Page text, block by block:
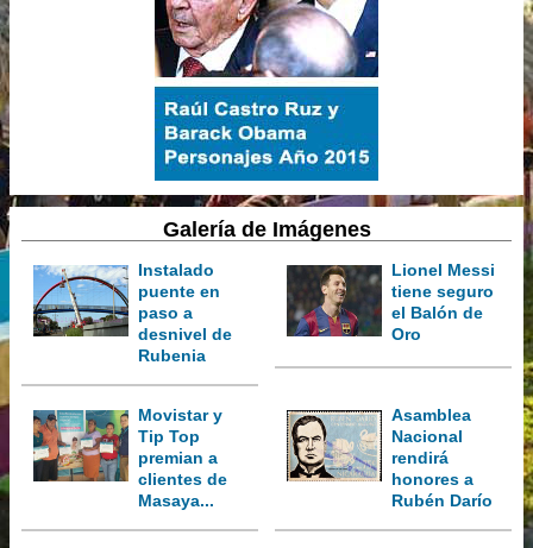
Galería de Imágenes
Instalado
puente en
paso a
desnivel de
Rubenia
Lionel Messi
tiene seguro
el Balón de
Oro
Movistar y
Tip Top
premian a
clientes de
Masaya...
Asamblea
Nacional
rendirá
honores a
Rubén Darío